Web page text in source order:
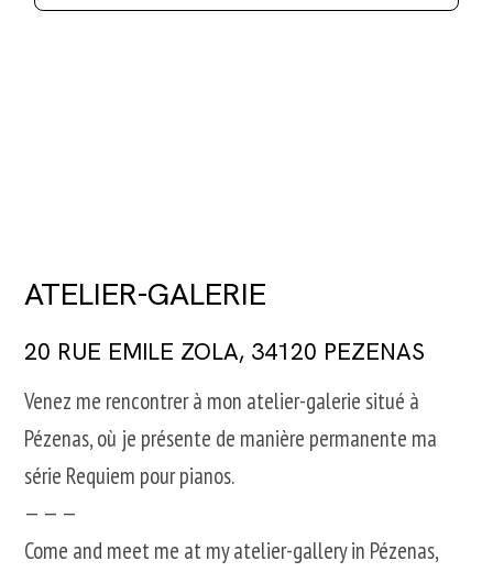
ATELIER-GALERIE
20 RUE EMILE ZOLA, 34120 PEZENAS
Venez me rencontrer à mon atelier-galerie situé à
Pézenas, où je présente de manière permanente ma
série Requiem pour pianos.
— — —
Come and meet me at my atelier-gallery in Pézenas,